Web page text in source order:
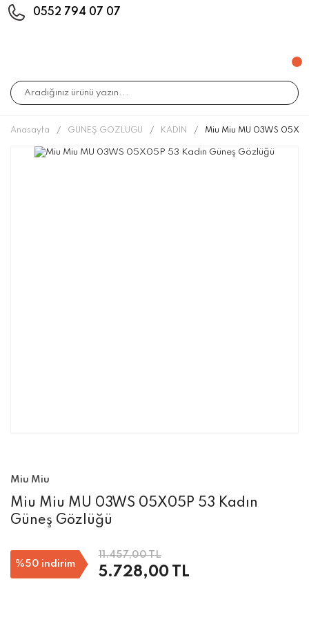
0552 794 07 07
Anasayfa GÜNEŞ GÖZLÜĞÜ KADIN Miu Miu MU 03WS
Miu Miu
Miu Miu MU 03WS 05X05P 53 Kadın
Güneş Gözlüğü
%50 indirim
11.457,00 TL
5.728,00 TL